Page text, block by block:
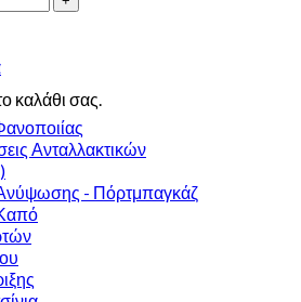
καλάθι σας.
Ανταλλακτικών
- Πόρτμπαγκάζ